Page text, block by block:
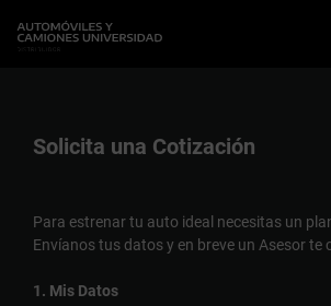
Solicita una Cotización
Para estrenar tu auto ideal necesitas un
Envíanos tus datos y en breve un Asesor te
1. Mis Datos